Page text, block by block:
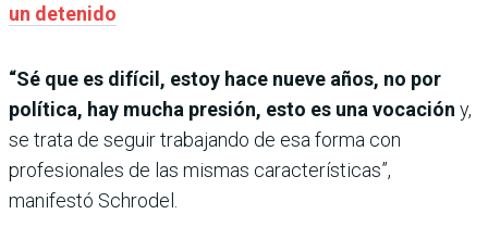
un detenido
“Sé que es difícil, estoy hace nueve años, no por
política, hay mucha presión, esto es una vocación y,
se trata de seguir trabajando de esa forma con
profesionales de las mismas características”,
manifestó Schrodel.